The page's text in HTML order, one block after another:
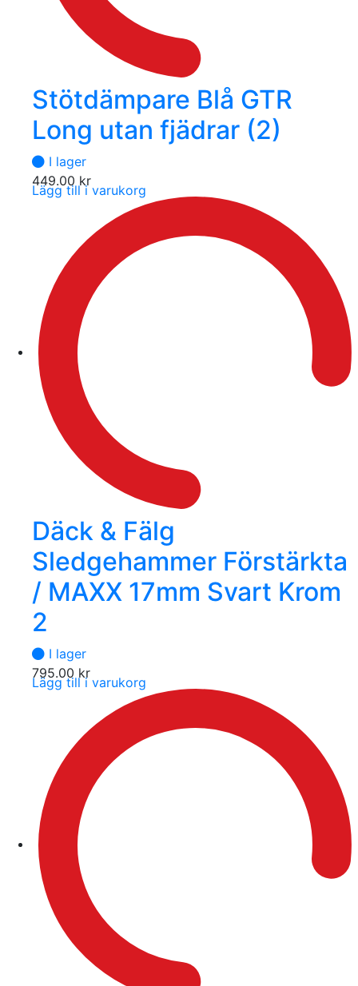
Stötdämpare Blå GTR
Long utan fjädrar (2)
I lager
449.00 kr
Lägg till i varukorg
Däck & Fälg
Sledgehammer Förstärkta
/ MAXX 17mm Svart Krom
2
I lager
795.00 kr
Lägg till i varukorg